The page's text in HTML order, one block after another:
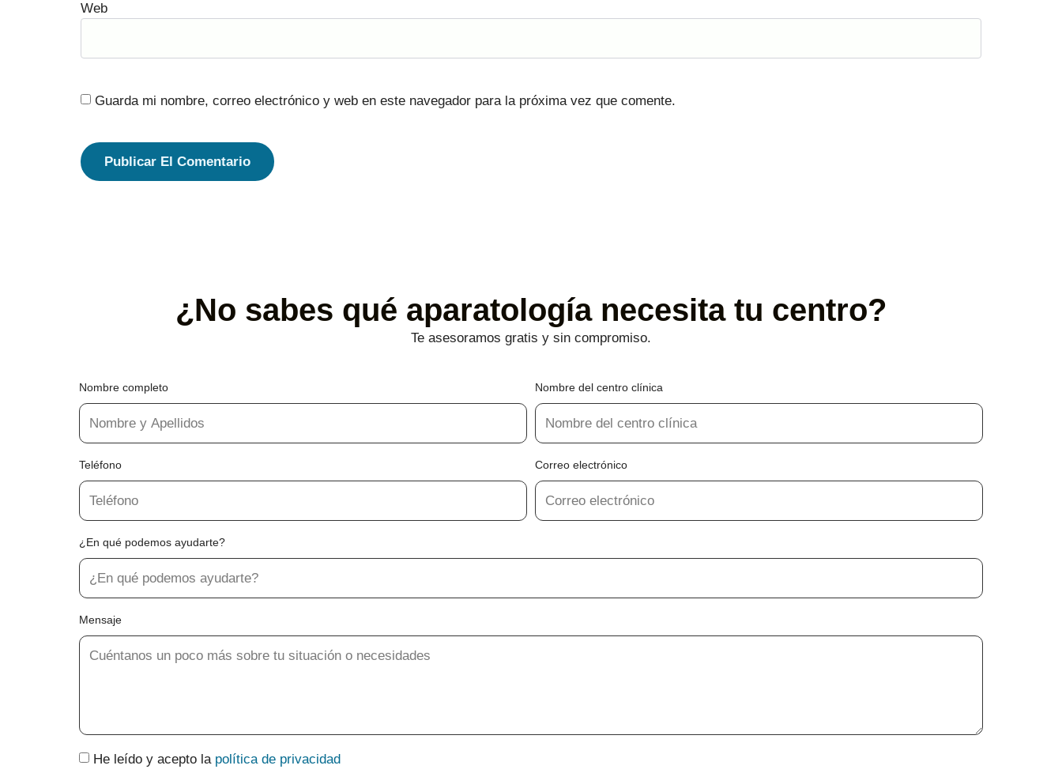
Web
Guarda mi nombre, correo electrónico y web en este navegador para la próxima vez que comente.
¿No sabes qué aparatología necesita tu centro?
Te asesoramos gratis y sin compromiso.
Nombre completo Nombre del centro clínica
Teléfono Correo electrónico
¿En qué podemos ayudarte?
Mensaje
He leído y acepto la política de privacidad